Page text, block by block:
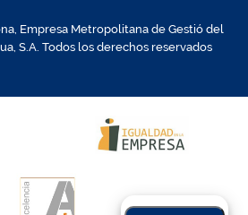
Empresa Metropolitana de Gestió del
S.A. Todos los derechos reservados